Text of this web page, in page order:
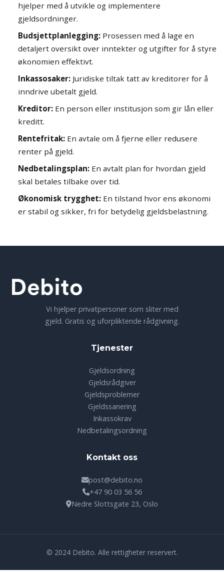
hjelper med å utvikle og implementere
gjeldsordninger.
Budsjettplanlegging: Prosessen med å lage en
detaljert oversikt over inntekter og utgifter for å styre
økonomien effektivt.
Inkassosaker: Juridiske tiltak tatt av kreditorer for å
inndrive ubetalt gjeld.
Kreditor: En person eller institusjon som gir lån eller
kreditt.
Rentefritak: En avtale om å fjerne eller redusere
renter på gjeld.
Nedbetalingsplan: En avtalt plan for hvordan gjeld
skal betales tilbake over tid.
Økonomisk trygghet: En tilstand hvor ens økonomi
er stabil og sikker, fri for betydelig gjeldsbelastning.
Vi hjelper privatpersoner som sliter med
gjeld. Gratis og uforpliktende rådgivning.
Tjenester
Gjeldsordning
Gjeldsrådgiver
Gjeldsproblemer
Gjeldssanering
Inkassokrav
Nedbetalingsordning
Kontakt oss
post@debito.no
+47 90 03 56 56
Nedre Slottsgate 23, Oslo
© 2024 Debito. Alle rettigheter reservert.